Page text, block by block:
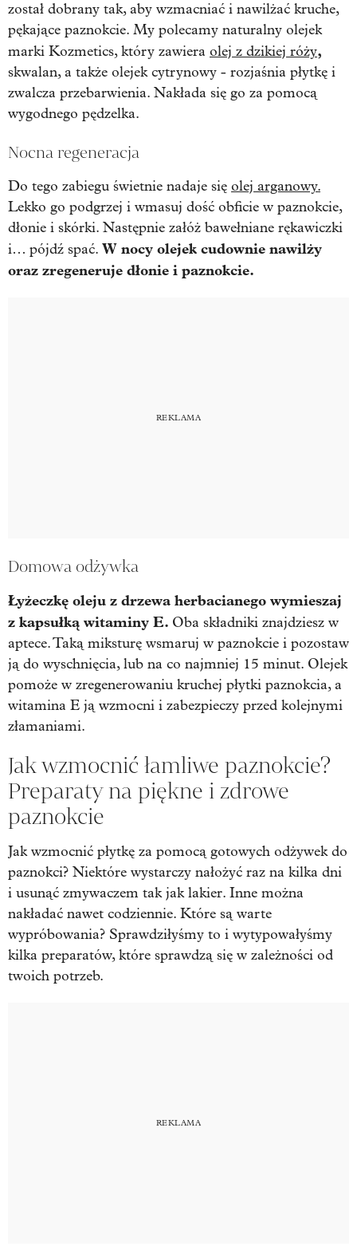
został dobrany tak, aby wzmacniać i nawilżać kruche,
pękające paznokcie. My polecamy naturalny olejek
marki Kozmetics, który zawiera olej z dzikiej róży,
skwalan, a także olejek cytrynowy - rozjaśnia płytkę i
zwalcza przebarwienia. Nakłada się go za pomocą
wygodnego pędzelka.
Nocna regeneracja
Do tego zabiegu świetnie nadaje się olej arganowy.
Lekko go podgrzej i wmasuj dość obficie w paznokcie,
dłonie i skórki. Następnie załóż bawełniane rękawiczki
i… pójdź spać. W nocy olejek cudownie nawilży
oraz zregeneruje dłonie i paznokcie.
Domowa odżywka
Łyżeczkę oleju z drzewa herbacianego wymieszaj
z kapsułką witaminy E. Oba składniki znajdziesz w
aptece. Taką miksturę wsmaruj w paznokcie i pozostaw
ją do wyschnięcia, lub na co najmniej 15 minut. Olejek
pomoże w zregenerowaniu kruchej płytki paznokcia, a
witamina E ją wzmocni i zabezpieczy przed kolejnymi
złamaniami.
Jak wzmocnić łamliwe paznokcie?
Preparaty na piękne i zdrowe
paznokcie
Jak wzmocnić płytkę za pomocą gotowych odżywek do
paznokci? Niektóre wystarczy nałożyć raz na kilka dni
i usunąć zmywaczem tak jak lakier. Inne można
nakładać nawet codziennie. Które są warte
wypróbowania? Sprawdziłyśmy to i wytypowałyśmy
kilka preparatów, które sprawdzą się w zależności od
twoich potrzeb.